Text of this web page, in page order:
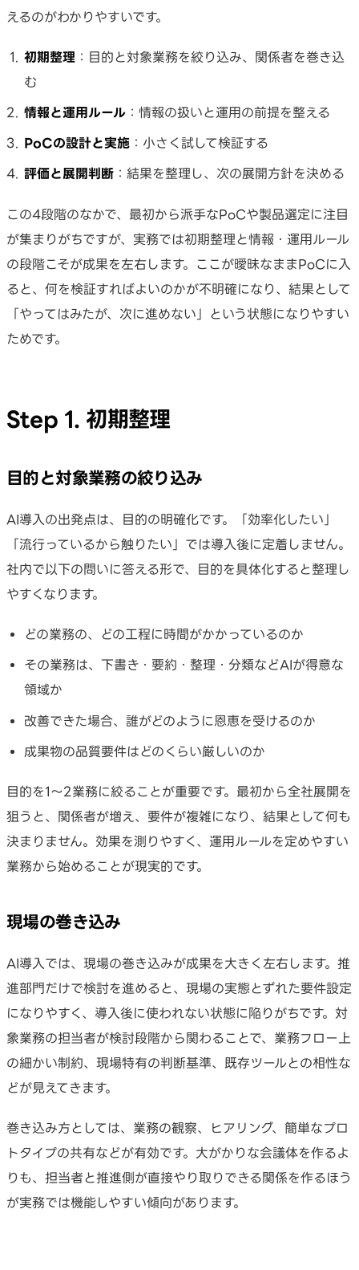
えるのがわかりやすいです。
初期整理 ：目的と対象業務を絞り込み、関係者を巻き込
む
情報と運用ルール ：情報の扱いと運用の前提を整える
PoCの設計と実施 ：小さく試して検証する
評価と展開判断 ：結果を整理し、次の展開方針を決める
この4段階のなかで、最初から派手なPoCや製品選定に注目
が集まりがちですが、実務では初期整理と情報・運用ルール
の段階こそが成果を左右します。ここが曖昧なままPoCに入
ると、何を検証すればよいのかが不明確になり、結果として
「やってはみたが、次に進めない」という状態になりやすい
ためです。
Step 1. 初期整理
目的と対象業務の絞り込み
AI導入の出発点は、目的の明確化です。「効率化したい」
「流行っているから触りたい」では導入後に定着しません。
社内で以下の問いに答える形で、目的を具体化すると整理し
やすくなります。
どの業務の、どの工程に時間がかかっているのか
その業務は、下書き・要約・整理・分類などAIが得意な
領域か
改善できた場合、誰がどのように恩恵を受けるのか
成果物の品質要件はどのくらい厳しいのか
目的を1〜2業務に絞ることが重要です。最初から全社展開を
狙うと、関係者が増え、要件が複雑になり、結果として何も
決まりません。効果を測りやすく、運用ルールを定めやすい
業務から始めることが現実的です。
現場の巻き込み
AI導入では、現場の巻き込みが成果を大きく左右します。推
進部門だけで検討を進めると、現場の実態とずれた要件設定
になりやすく、導入後に使われない状態に陥りがちです。対
象業務の担当者が検討段階から関わることで、業務フロー上
の細かい制約、現場特有の判断基準、既存ツールとの相性な
どが見えてきます。
巻き込み方としては、業務の観察、ヒアリング、簡単なプロ
トタイプの共有などが有効です。大がかりな会議体を作るよ
りも、担当者と推進側が直接やり取りできる関係を作るほう
が実務では機能しやすい傾向があります。